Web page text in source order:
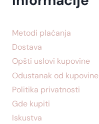
Metodi plaćanja
Dostava
Opšti uslovi kupovine
Odustanak od kupovine
Politika privatnosti
Gde kupiti
Iskustva